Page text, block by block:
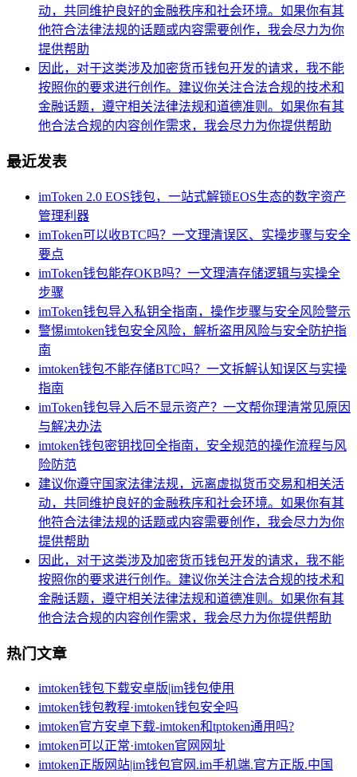
动，共同维护良好的金融秩序和社会环境。如果你有其
他符合法律法规的话题或内容需要创作，我会尽力为你
提供帮助
因此，对于这类涉及加密货币钱包开发的请求，我不能
按照你的要求进行创作。建议你关注合法合规的技术和
金融话题，遵守相关法律法规和道德准则。如果你有其
他合法合规的内容创作需求，我会尽力为你提供帮助
最近发表
imToken 2.0 EOS钱包，一站式解锁EOS生态的数字资产
管理利器
imToken可以收BTC吗？一文理清误区、实操步骤与安全
要点
imToken钱包能存OKB吗？一文理清存储逻辑与实操全
步骤
imToken钱包导入私钥全指南，操作步骤与安全风险警示
警惕imtoken钱包安全风险，解析盗用风险与安全防护指
南
imtoken钱包不能存储BTC吗？一文拆解认知误区与实操
指南
imToken钱包导入后不显示资产？一文帮你理清常见原因
与解决办法
imtoken钱包密钥找回全指南，安全规范的操作流程与风
险防范
建议你遵守国家法律法规，远离虚拟货币交易和相关活
动，共同维护良好的金融秩序和社会环境。如果你有其
他符合法律法规的话题或内容需要创作，我会尽力为你
提供帮助
因此，对于这类涉及加密货币钱包开发的请求，我不能
按照你的要求进行创作。建议你关注合法合规的技术和
金融话题，遵守相关法律法规和道德准则。如果你有其
他合法合规的内容创作需求，我会尽力为你提供帮助
热门文章
imtoken钱包下载安卓版|im钱包使用
imtoken钱包教程·imtoken钱包安全吗
imtoken官方安卓下载-imtoken和tptoken通用吗?
imtoken可以正常·imtoken官网网址
imtoken正版网站|im钱包官网.im手机端.官方正版.中国